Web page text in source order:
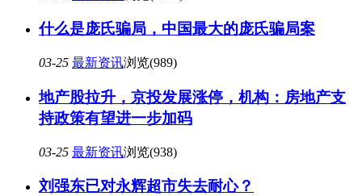
什么是庞氏骗局，中国最大的庞氏骗局案
03-25 最新资讯浏览(989)
地产股拉升，京投发展涨停，机构：房地产支
持政策有望进一步加码
03-25 最新资讯浏览(938)
刘强东已对永辉超市失去耐心？